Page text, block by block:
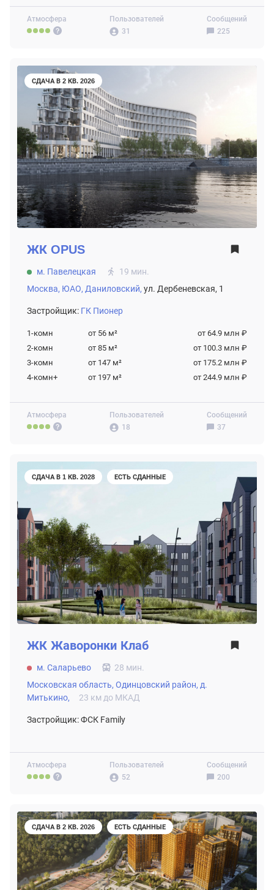
Атмосфера
Пользователей
31
Сообщений
225
СДАЧА В 2 КВ. 2026
Атмосфера
Пользователей
18
Сообщений
37
ЖК OPUS
м. Павелецкая
19 мин.
Москва, ЮАО, Даниловский, ул. Дербеневская, 1
Застройщик: ГК Пионер
1-комн от 56 м²
от 64.9 млн ₽
2-комн
от 85 м²
от 100.3 млн ₽
3-комн
от 147 м²
от 175.2 млн ₽
4-комн+
от 197 м² от 244.9 млн ₽
СДАЧА В 1 КВ. 2028 ЕСТЬ СДАННЫЕ
Атмосфера
Пользователей
52
Сообщений
200
ЖК Жаворонки Клаб
м. Саларьево
28 мин.
Московская область, Одинцовский район, д.
Митькино,
23 км до МКАД
Застройщик: ФСК Family
СДАЧА В 2 КВ. 2026 ЕСТЬ СДАННЫЕ